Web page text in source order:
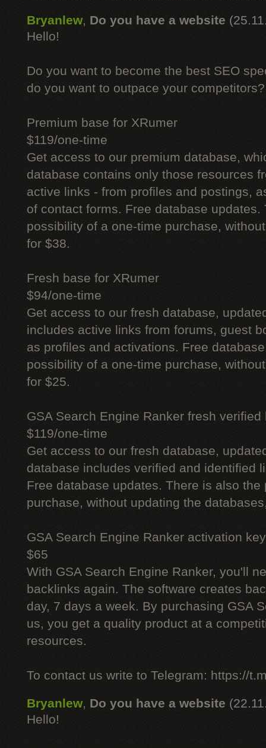
Bryanlew, Do you have a website
Hello!
Do you want to become the best SEO
do you want to outpace your competitors?
Premium base for XRumer
$119/one-time
Get access to our premium database,
database contains only those resources
active links - from profiles and postings,
of contact forms. Free database updates.
possibility of a one-time purchase,
for $38.
Fresh base for XRumer
$94/one-time
Get access to our fresh database,
includes active links from forums, guest
as profiles and activations. Free
possibility of a one-time purchase,
for $25.
GSA Search Engine Ranker fresh verified
$119/one-time
Get access to our fresh database,
database includes verified and identified
Free database updates. There is also
purchase, without updating the
GSA Search Engine Ranker activation key
$65
With GSA Search Engine Ranker, you'll
backlinks again. The software creates
day, 7 days a week. By purchasing GSA
us, you get a quality product at a
resources.
To contact us write to Telegram: https://
Bryanlew, Do you have a website
Hello!